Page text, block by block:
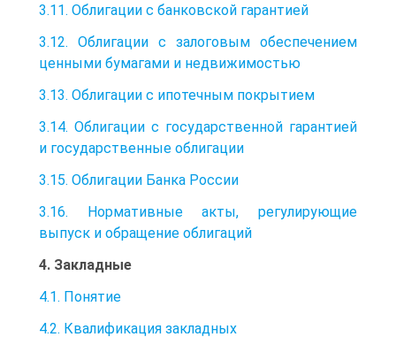
3.11. Облигации с банковской гарантией
3.12. Облигации с залоговым обеспечением
ценными бумагами и недвижимостью
3.13. Облигации с ипотечным покрытием
3.14. Облигации с государственной гарантией
и государственные облигации
3.15. Облигации Банка России
3.16. Нормативные акты, регулирующие
выпуск и обращение облигаций
4. Закладные
4.1. Понятие
4.2. Квалификация закладных